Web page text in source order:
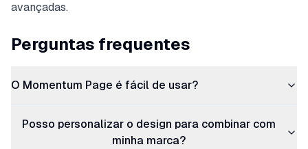
avançadas.
Perguntas frequentes
O Momentum Page é fácil de usar?
Posso personalizar o design para combinar com
minha marca?